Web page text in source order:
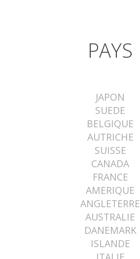
PAYS
JAPON
SUEDE
BELGIQUE
AUTRICHE
SUISSE
CANADA
FRANCE
AMERIQUE
ANGLETERRE
AUSTRALIE
DANEMARK
ISLANDE